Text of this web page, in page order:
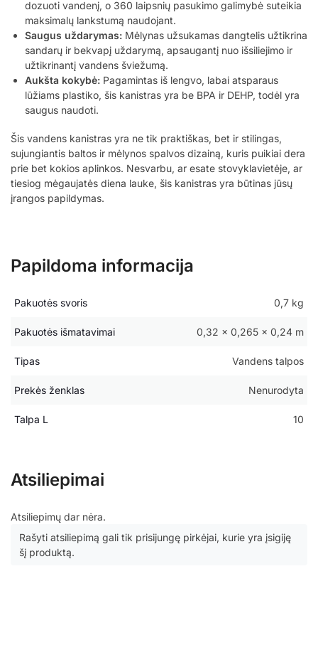
dozuoti vandenį, o 360 laipsnių pasukimo galimybė suteikia
maksimalų lankstumą naudojant.
Saugus uždarymas: Mėlynas užsukamas dangtelis užtikrina
sandarų ir bekvapį uždarymą, apsaugantį nuo išsiliejimo ir
užtikrinantį vandens šviežumą.
Aukšta kokybė: Pagamintas iš lengvo, labai atsparaus
lūžiams plastiko, šis kanistras yra be BPA ir DEHP, todėl yra
saugus naudoti.
Šis vandens kanistras yra ne tik praktiškas, bet ir stilingas,
sujungiantis baltos ir mėlynos spalvos dizainą, kuris puikiai dera
prie bet kokios aplinkos. Nesvarbu, ar esate stovyklavietėje, ar
tiesiog mėgaujatės diena lauke, šis kanistras yra būtinas jūsų
įrangos papildymas.
Papildoma informacija
Pakuotės svoris 0,7 kg
Pakuotės išmatavimai 0,32 × 0,265 × 0,24 m
Tipas Vandens talpos
Prekės ženklas Nenurodyta
Talpa L 10
Atsiliepimai
Atsiliepimų dar nėra.
Rašyti atsiliepimą gali tik prisijungę pirkėjai, kurie yra įsigiję
šį produktą.